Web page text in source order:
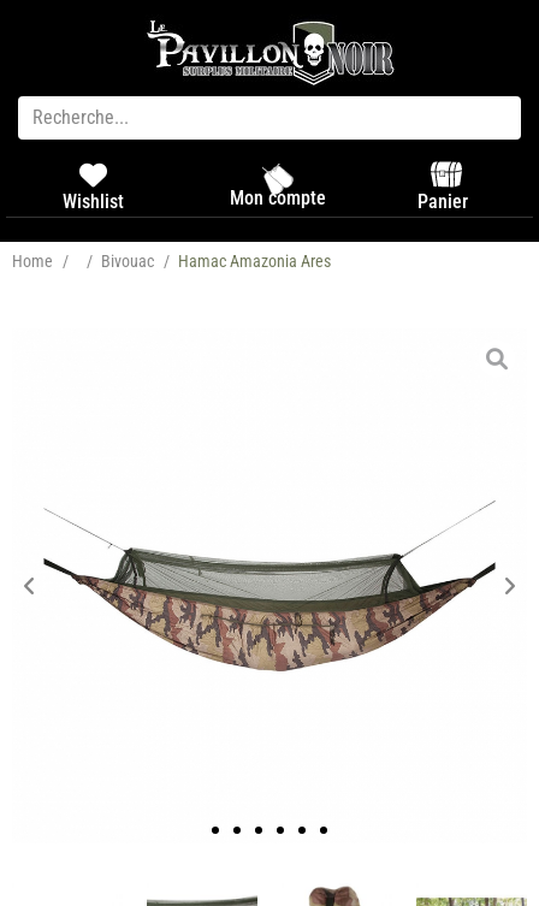
Wishlist Mon compte Panier
Home / / Bivouac / Hamac Amazonia Ares